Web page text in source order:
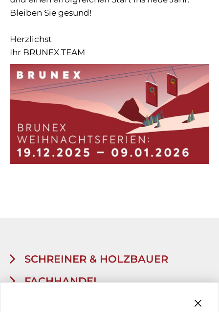
Bleiben Sie gesund!
Herzlichst
Ihr BRUNEX TEAM
SCHREINER & HOLZBAUER
FACHHANDEL